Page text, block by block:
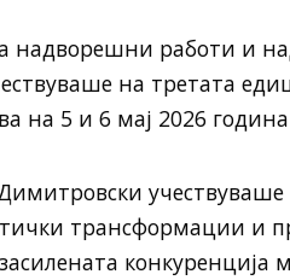
надворешни работи и
на третата
на 5 и 6 мај 2026
учествуваше
трансформации и
конкуренција